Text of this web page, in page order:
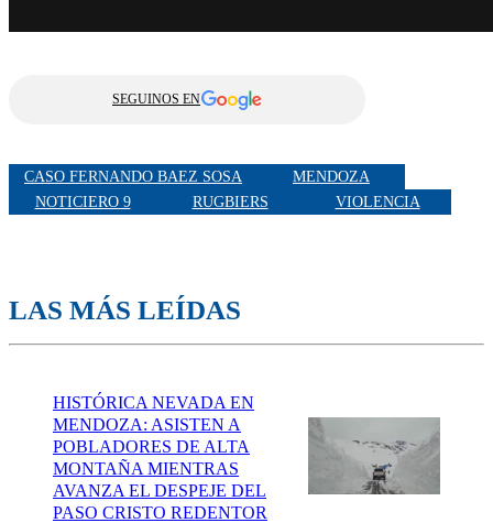
SEGUINOS EN
CASO FERNANDO BAEZ SOSA
MENDOZA
NOTICIERO 9
RUGBIERS VIOLENCIA
LAS MÁS LEÍDAS
HISTÓRICA NEVADA EN
MENDOZA: ASISTEN A
POBLADORES DE ALTA
MONTAÑA MIENTRAS
AVANZA EL DESPEJE DEL
PASO CRISTO REDENTOR